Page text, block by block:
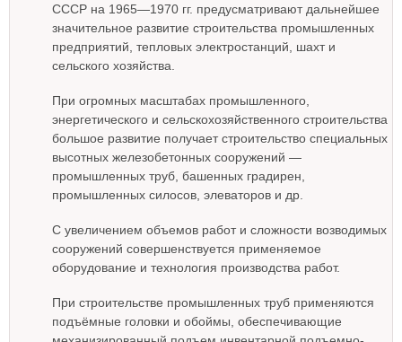
СССР на 1965—1970 гг. предусматривают дальнейшее
значительное развитие строительства промышленных
предприятий, тепловых электростанций, шахт и
сельского хозяйства.
При огромных масштабах промышленного,
энергетического и сельскохозяйственного строительства
большое развитие получает строительство специальных
высотных железобетонных сооружений —
промышленных труб, башенных градирен,
промышленных силосов, элеваторов и др.
С увеличением объемов работ и сложности возводимых
сооружений совершенствуется применяемое
оборудование и технология производства работ.
При строительстве промышленных труб применяются
подъёмные головки и обоймы, обеспечивающие